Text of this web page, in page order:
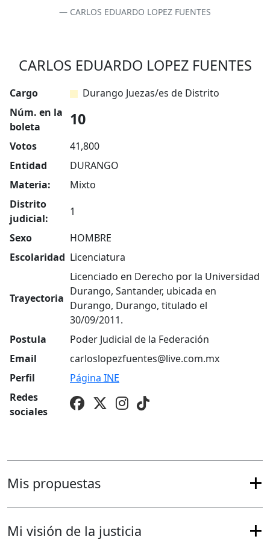
CARLOS EDUARDO LOPEZ FUENTES
CARLOS EDUARDO LOPEZ FUENTES
Cargo
Durango Juezas/es de Distrito
Núm. en la
boleta
10
Votos
41,800
Entidad
DURANGO
Materia:
Mixto
Distrito
judicial:
1
Sexo
HOMBRE
Escolaridad Licenciatura
Trayectoria
Licenciado en Derecho por la Universidad
Durango, Santander, ubicada en
Durango, Durango, titulado el
30/09/2011.
Postula
Poder Judicial de la Federación
Email
carloslopezfuentes@live.com.mx
Perfil
Página INE
Redes
sociales
Mis propuestas
Mi visión de la justicia